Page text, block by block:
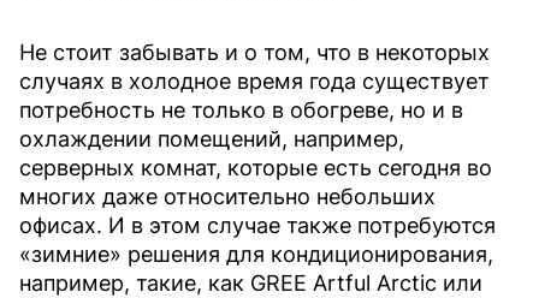
Не стоит забывать и о том, что в некоторых
случаях в холодное время года существует
потребность не только в обогреве, но и в
охлаждении помещений, например,
серверных комнат, которые есть сегодня во
многих даже относительно небольших
офисах. И в этом случае также потребуются
«зимние» решения для кондиционирования,
например, такие, как GREE Artful Arctic или